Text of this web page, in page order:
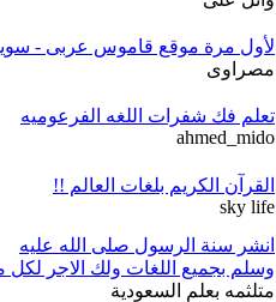
لأول مرة موقع قاموس عربى -
مصراوى
تعلم فك شفرات اللغه الفرعوميه
ahmed_mido
القرآن الكريم بلغات العالم !!
sky life
انشر سنة الرسول صلى الله عليه
وسلم بجميع اللغات ولك الاجر لكل
متلثمه بعلم السعودية